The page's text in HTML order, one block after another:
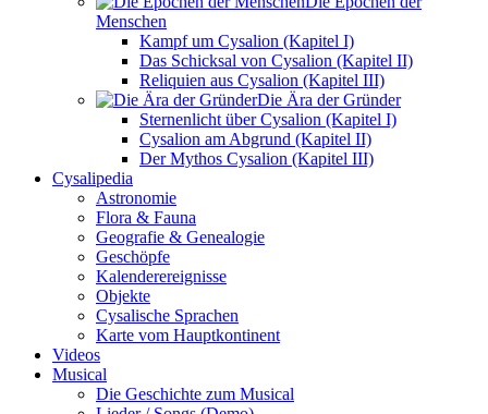
Menschen
Kampf um Cysalion (Kapitel I)
Das Schicksal von Cysalion (Kapitel II)
Reliquien aus Cysalion (Kapitel III)
Die Ära der Gründer
Sternenlicht über Cysalion (Kapitel I)
Cysalion am Abgrund (Kapitel II)
Der Mythos Cysalion (Kapitel III)
Cysalipedia
Astronomie
Flora & Fauna
Geografie & Genealogie
Geschöpfe
Kalenderereignisse
Objekte
Cysalische Sprachen
Karte vom Hauptkontinent
Videos
Musical
Die Geschichte zum Musical